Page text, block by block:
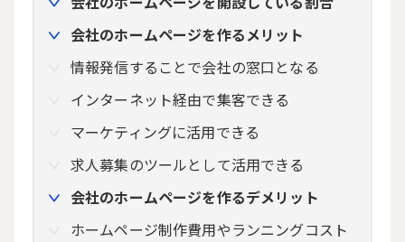
会社のホームページを作るメリット
情報発信することで会社の窓口となる
インターネット経由で集客できる
マーケティングに活用できる
求人募集のツールとして活用できる
会社のホームページを作るデメリット
ホームページ制作費用やランニングコスト